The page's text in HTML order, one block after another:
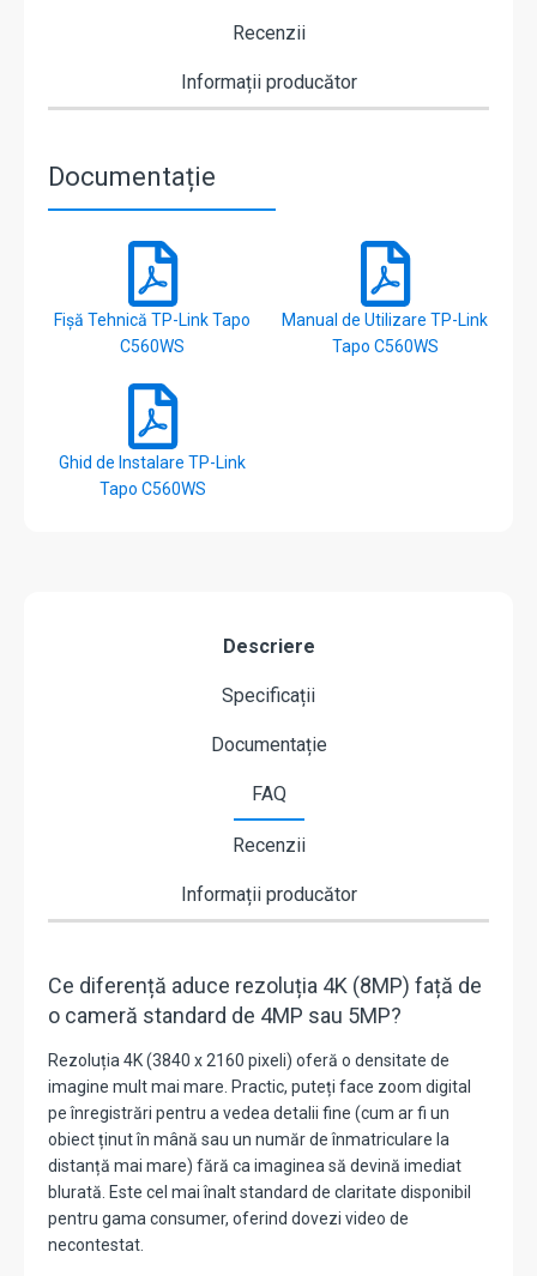
Recenzii
Informații producător
Documentație
Fișă Tehnică TP-Link Tapo
C560WS
Manual de Utilizare TP-Link
Tapo C560WS
Ghid de Instalare TP-Link
Tapo C560WS
Descriere
Specificații
Documentație
FAQ
Recenzii
Informații producător
Ce diferență aduce rezoluția 4K (8MP) față de
o cameră standard de 4MP sau 5MP?
Rezoluția 4K (3840 x 2160 pixeli) oferă o densitate de
imagine mult mai mare. Practic, puteți face zoom digital
pe înregistrări pentru a vedea detalii fine (cum ar fi un
obiect ținut în mână sau un număr de înmatriculare la
distanță mai mare) fără ca imaginea să devină imediat
blurată. Este cel mai înalt standard de claritate disponibil
pentru gama consumer, oferind dovezi video de
necontestat.